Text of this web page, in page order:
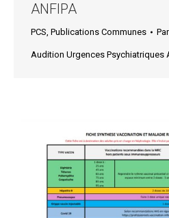
ANFIPA
PCS, Publications Communes Par
Audition Urgences Psychiatriques